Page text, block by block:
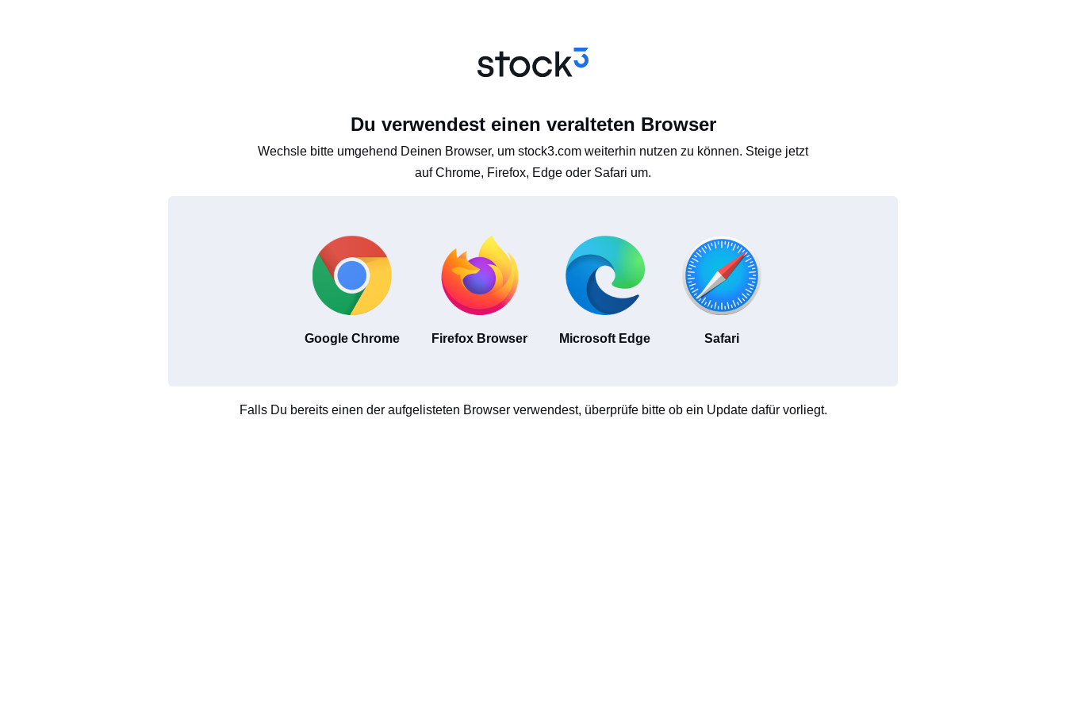
Du verwendest einen veralteten Browser
Wechsle bitte umgehend Deinen Browser, um stock3.com weiterhin nutzen zu können. Steige jetzt
auf Chrome, Firefox, Edge oder Safari um.
Google Chrome Firefox Browser Microsoft Edge Safari
Falls Du bereits einen der aufgelisteten Browser verwendest, überprüfe bitte ob ein Update dafür vorliegt.